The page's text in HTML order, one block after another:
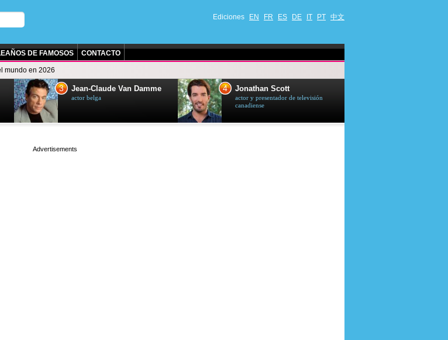
Ediciones EN FR ES DE IT PT 中文
DE FAMOSOS CONTACTO
mundo en 2026
3 Jean-Claude Van Damme
actor belga
4 Jonathan Scott
actor y presentador de televisión
canadiense